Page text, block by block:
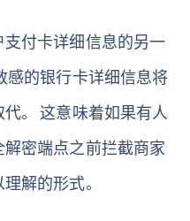
付卡详细信息的另一
感的银行卡详细信息将
。 这意味着如果有人
密端点之前拦截商家
解的形式。